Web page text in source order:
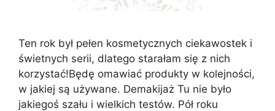
Ten rok był pełen kosmetycznych ciekawostek i
świetnych serii, dlatego starałam się z nich
korzystać!Będę omawiać produkty w kolejności,
w jakiej są używane. Demakijaż Tu nie było
jakiegoś szału i wielkich testów. Pół roku